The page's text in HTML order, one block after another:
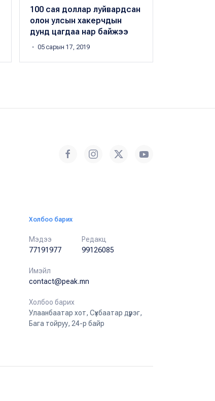
100 сая доллар луйвардсан
олон улсын хакерчдын
дунд цагдаа нар байжээ
・ 05 сарын 17, 2019
Холбоо барих
Мэдээ
77191977
Редакц
99126085
Имэйл
contact@peak.mn
Холбоо барих
Улаанбаатар хот, Сүхбаатар дүүрэг,
Бага тойруу, 24-р байр